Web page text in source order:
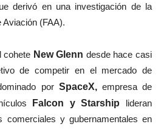
derivó en una investigación de la
Aviación (FAA).
cohete New Glenn desde hace casi
de competir en el mercado de
por SpaceX,empresa de
Falcon y Starship lideran
comerciales y gubernamentales en